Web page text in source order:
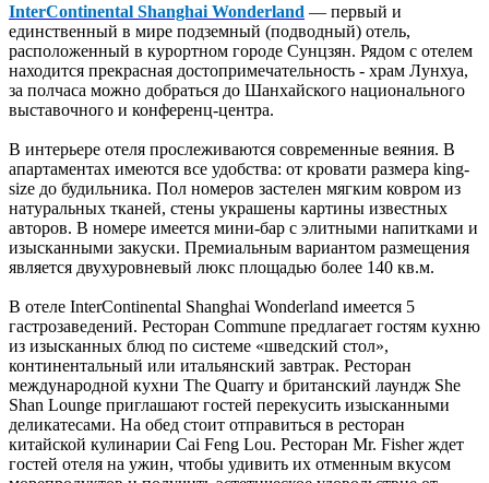
InterContinental Shanghai Wonderland — первый и
единственный в мире подземный (подводный) отель,
расположенный в курортном городе Сунцзян. Рядом с отелем
находится прекрасная достопримечательность - храм Лунхуа,
за полчаса можно добраться до Шанхайского национального
выставочного и конференц-центра.
В интерьере отеля прослеживаются современные веяния. В
апартаментах имеются все удобства: от кровати размера king-
size до будильника. Пол номеров застелен мягким ковром из
натуральных тканей, стены украшены картины известных
авторов. В номере имеется мини-бар с элитными напитками и
изысканными закуски. Премиальным вариантом размещения
является двухуровневый люкс площадью более 140 кв.м.
В отеле InterContinental Shanghai Wonderland имеется 5
гастрозаведений. Ресторан Commune предлагает гостям кухню
из изысканных блюд по системе «шведский стол»,
континентальный или итальянский завтрак. Ресторан
международной кухни The Quarry и британский лаундж She
Shan Lounge приглашают гостей перекусить изысканными
деликатесами. На обед стоит отправиться в ресторан
китайской кулинарии Cai Feng Lou. Ресторан Mr. Fisher ждет
гостей отеля на ужин, чтобы удивить их отменным вкусом